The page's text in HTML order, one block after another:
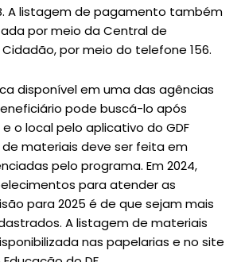
A listagem de pagamento também
por meio da Central de
por meio do telefone 156.
disponível em uma das agências
pode buscá-lo após
o local pelo aplicativo do GDF
de materiais deve ser feita em
pelo programa. Em 2024,
para atender as
para 2025 é de que sejam mais
A listagem de materiais
nas papelarias e no site